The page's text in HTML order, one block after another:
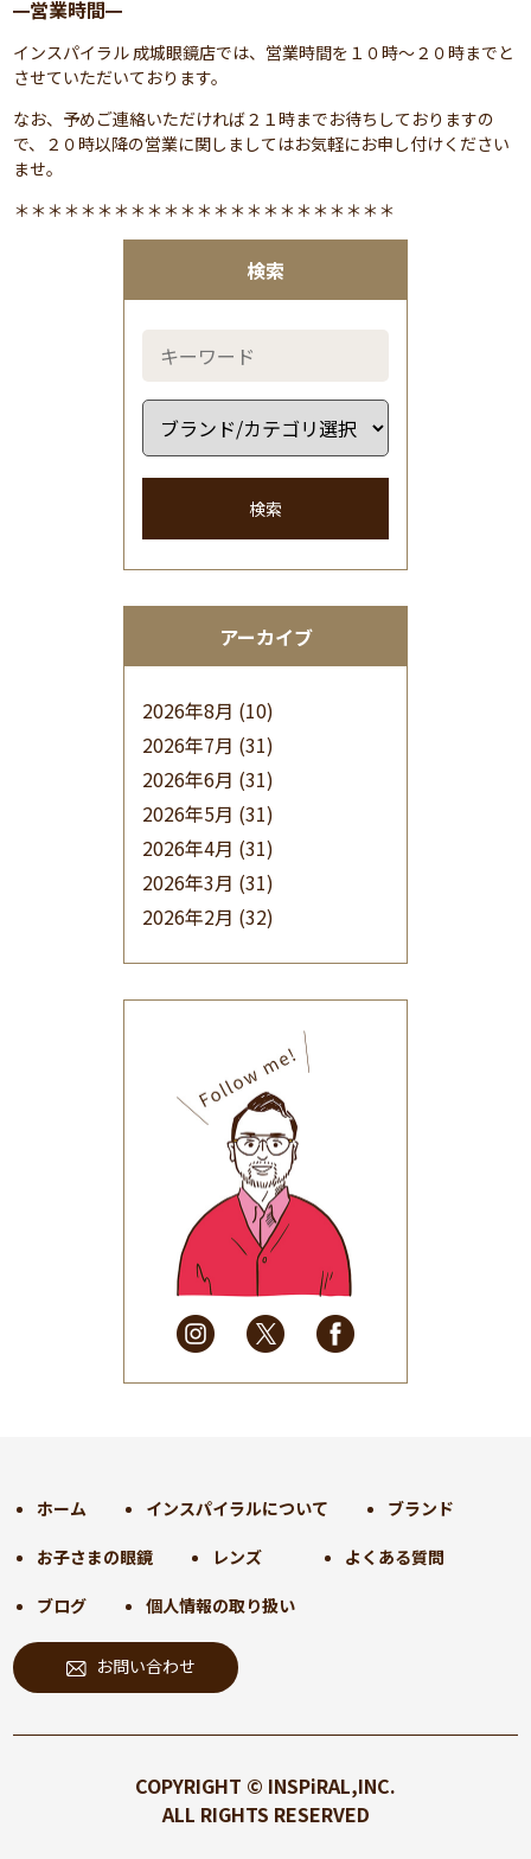
検索
検索
アーカイブ
2026年8月 (10)
2026年7月 (31)
2026年6月 (31)
2026年5月 (31)
2026年4月 (31)
2026年3月 (31)
2026年2月 (32)
(32)
2025年9月(30)
2025年8月(31)
2025年7月(37)
2025年6月(48)
2025年5月
(41)
2025年4月
(32)
2025年3月(31)
2025年2月
(28)
2024年9月(30)
2024年7月(31)
2024年6月(30)
2024年5月
2024年4月 (32)
2024年2月(31)
2024年1月(45)
2023年12月(31)
━営業時間━
インスパイラル 成城眼鏡店では、営業時間を１０時～２０時までと
させていただいております。
なお、予めご連絡いただければ２１時までお待ちしておりますの
で、２０時以降の営業に関しましてはお気軽にお申し付けください
ませ。
＊＊＊＊＊＊＊＊＊＊＊＊＊＊＊＊＊＊＊＊＊＊＊
ホーム インスパイラルについて ブランド
お子さまの眼鏡 レンズ よくある質問
ブログ 個人情報の取り扱い
お問い合わせ
COPYRIGHT © INSPiRAL,INC.
ALL RIGHTS RESERVED